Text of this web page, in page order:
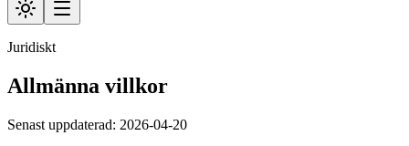
Juridiskt
Allmänna villkor
Senast uppdaterad: 2026-04-20